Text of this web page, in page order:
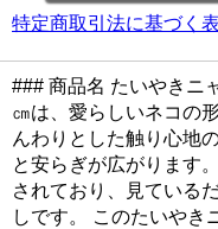
特定商取引法に基づく
### 商品名 たいやきニ
㎝は、愛らしいネコの
んわりとした触り心地
と安らぎが広がります
されており、見ている
しです。 このたいやき